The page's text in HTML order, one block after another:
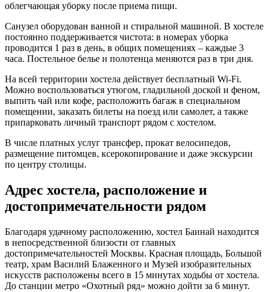
облегчающая уборку после приема пищи.
Санузел оборудован ванной и стиральной машиной. В хостеле
постоянно поддерживается чистота: в номерах уборка
проводится 1 раз в день, в общих помещениях – каждые 3
часа. Постельное белье и полотенца меняются раз в три дня.
На всей территории хостела действует бесплатный Wi-Fi.
Можно воспользоваться утюгом, гладильной доской и феном,
выпить чай или кофе, расположить багаж в специальном
помещении, заказать билеты на поезд или самолет, а также
припарковать личный транспорт рядом с хостелом.
В числе платных услуг трансфер, прокат велосипедов,
размещение питомцев, ксерокопирование и даже экскурсии
по центру столицы.
Адрес хостела, расположение и
достопримечательности рядом
Благодаря удачному расположению, хостел Баинай находится
в непосредственной близости от главных
достопримечательностей Москвы. Красная площадь, Большой
театр, храм Василий Блаженного и Музей изобразительных
искусств расположены всего в 15 минутах ходьбы от хостела.
До станции метро «Охотный ряд» можно дойти за 6 минут.